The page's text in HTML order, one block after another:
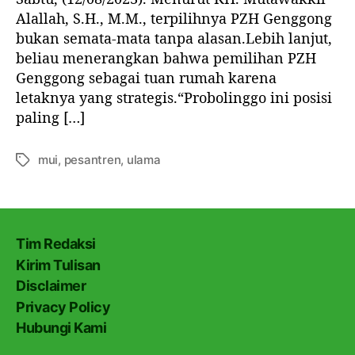
d
S
o
s
a
h
S
i
l
a
Alallah, S.H., M.M., terpilihnya PZH Genggong
bukan semata-mata tanpa alasan.Lebih lanjut,
beliau menerangkan bahwa pemilihan PZH
Genggong sebagai tuan rumah karena
letaknya yang strategis.“Probolinggo ini posisi
paling […]
T
mui, pesantren, ulama
Tim Redaksi
Kirim Tulisan
Disclaimer
Privacy Policy
Hubungi Kami